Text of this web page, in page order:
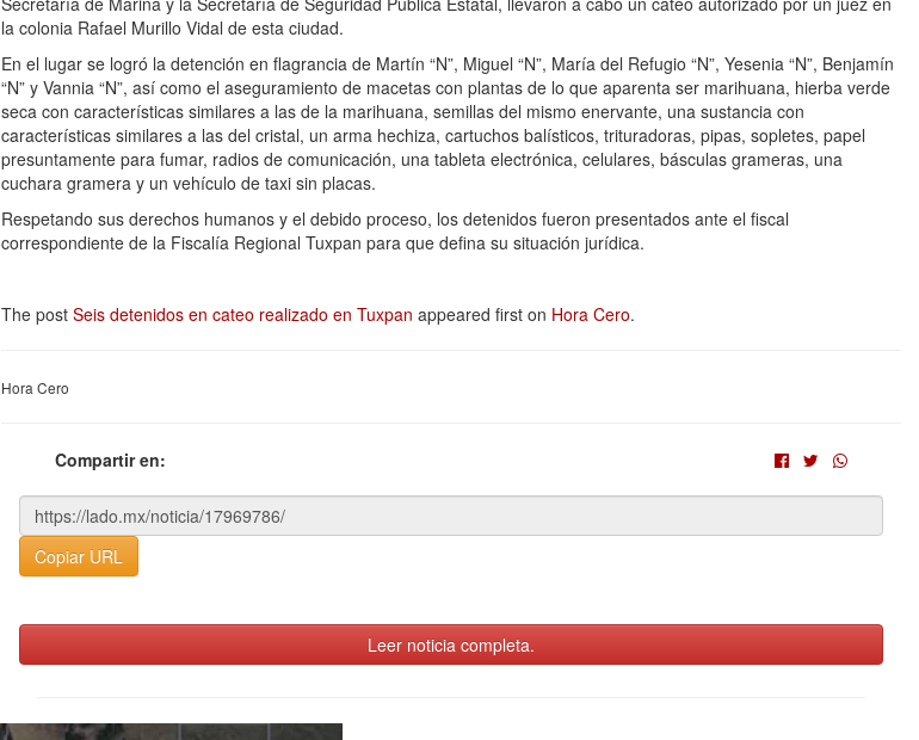
la colonia Rafael Murillo Vidal de esta ciudad.
En el lugar se logró la detención en flagrancia de Martín “N”, Miguel “N”, María del Refugio “N”, Yesenia “N”, Benjamín
“N” y Vannia “N”, así como el aseguramiento de macetas con plantas de lo que aparenta ser marihuana, hierba verde
seca con características similares a las de la marihuana, semillas del mismo enervante, una sustancia con
características similares a las del cristal, un arma hechiza, cartuchos balísticos, trituradoras, pipas, sopletes, papel
presuntamente para fumar, radios de comunicación, una tableta electrónica, celulares, básculas grameras, una
cuchara gramera y un vehículo de taxi sin placas.
Respetando sus derechos humanos y el debido proceso, los detenidos fueron presentados ante el fiscal
correspondiente de la Fiscalía Regional Tuxpan para que defina su situación jurídica.
The post Seis detenidos en cateo realizado en Tuxpan appeared first on Hora Cero.
Hora Cero
Compartir en:
Copiar URL
Leer noticia completa.